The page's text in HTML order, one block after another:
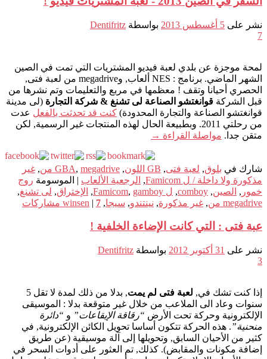
نشر على 5 أغسطس 2013 بواسطة Dentifritz
7
لمحة موجزة عن بلدي لعبة فيديو المشتريات التي تمت في الصين
الشهر الماضي. برنامج : NES ألعاب, وmegadrive من لعبة فتى,
الحصري أحيانا وتقف ! معظمها في مربع والتعليمات وتم نشرها من
قبل الشركة قوانغتشو الصناعة لى تشنغ & شركة التجارة (لى مدينة
قوانغتشو الصناعة والتجارة المحدودة) كنت قد تحدثت بالفعل عدت
من رحلتي 2011. وبطبيعة الحال لهذه المنتجات غير الرسمية, لكن
متقن جدا. مواصلة القراءة →
شارك في بلوق, لعبة فتى, GB اللون ,
GBA, megadrive من , غير
مذكورة ولا داخلة / ل Famicom
, الرجعية الألعاب | الموسومة روج
خمور , الصين,
comboy
, ل Famicom , gamboy
, الإختراق, لى تشنغ,
megadrive من
, غير مذكورة, نينتندو, سيجا,
winsen | 7 مشاركات
عبة فتى : التي كانت الإضاءة الخلفية !
نشر على 31 أكتوبر 2012 بواسطة Dentifritz
3
إذا كنت تشك في, لعبة فتى لم يمت
, بدلا من ذلك لمدة لا تقل 5
سنوات وعاد الى الملاعب من خلال غير متوقعة بدلا : الموسيقى
الإلكترونية وحركة تحت الأرض “رقاقة الإيقاعات” و “دائرة
منحنية”. هذه الحركة تتكون أساسا تحويل الكائن الإلكترونية, في
كثير من الأحيان السابق, وتحويلها إلى آلة موسيقية (عن طريق
إضافة مكونات والمقابض). كذلك, تم العثور على أدوات السحر في